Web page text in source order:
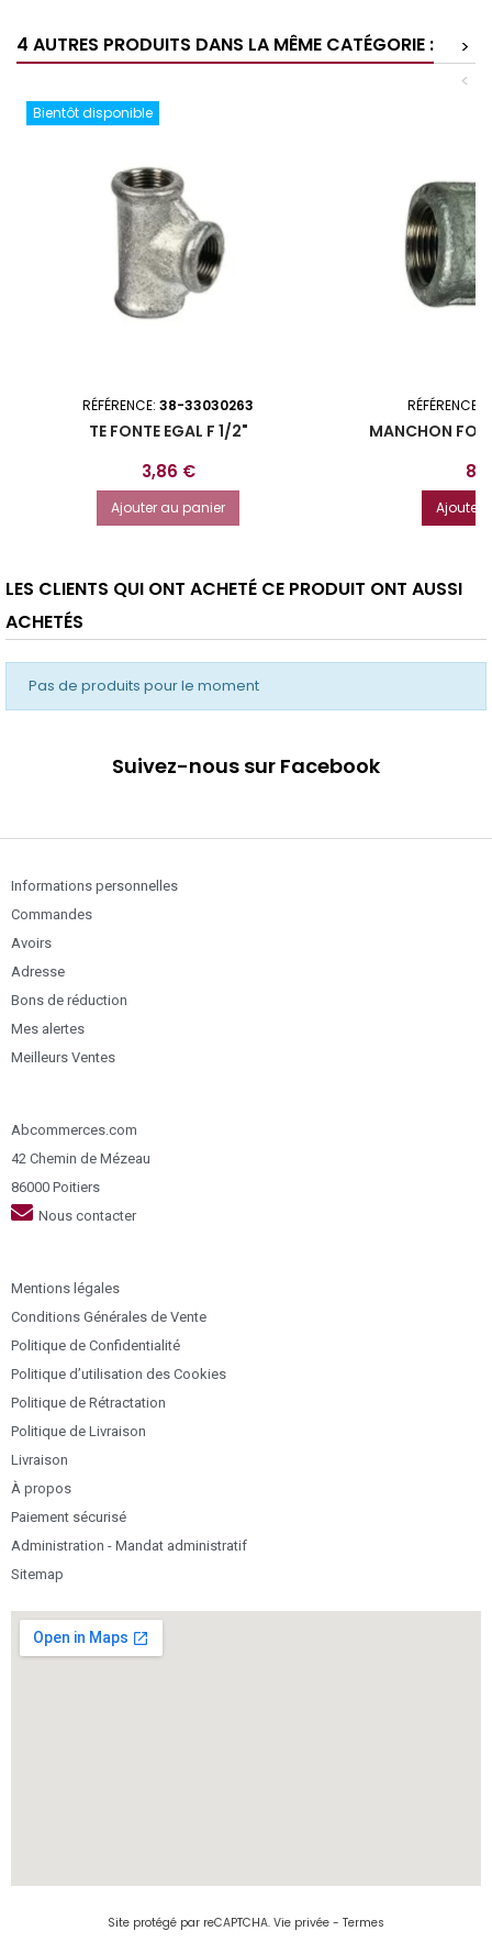
4 AUTRES PRODUITS DANS LA MÊME CATÉGORIE :
>
<
Bientôt disponible
RÉFÉRENCE: 38-33030263
TE FONTE EGAL F 1/2"
Prix
3,86 €
Ajouter au panier
RÉFÉRENCE:
MANCHON
Prix
Ajouter
LES CLIENTS QUI ONT ACHETÉ CE PRODUIT ONT AUSSI
ACHETÉS
Pas de produits pour le moment
Suivez-nous sur Facebook
Informations personnelles
Commandes
Avoirs
Adresse
Bons de réduction
Mes alertes
Meilleurs Ventes
Abcommerces.com
42 Chemin de Mézeau
86000 Poitiers
Nous contacter
Mentions légales
Conditions Générales de Vente
Politique de Confidentialité
Politique d’utilisation des Cookies
Politique de Rétractation
Politique de Livraison
Livraison
À propos
Paiement sécurisé
Administration - Mandat administratif
Sitemap
Site protégé par reCAPTCHA. Vie privée - Termes